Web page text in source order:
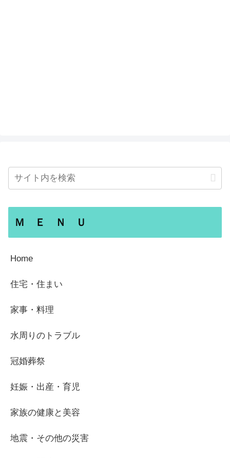
Ｍ Ｅ Ｎ Ｕ
Home
住宅・住まい
家事・料理
水周りのトラブル
冠婚葬祭
妊娠・出産・育児
家族の健康と美容
地震・その他の災害